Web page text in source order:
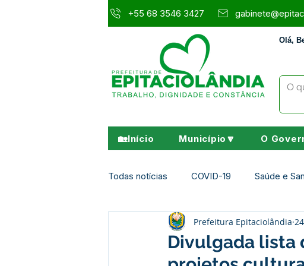
+55 68 3546 3427
Olá,
🏡Início Município🔽 O
Todas notícias COVID-19 Saúde e
Agricultura e Meio Ambiente
Divulgada lista
Prefeitura Epitaciolândia